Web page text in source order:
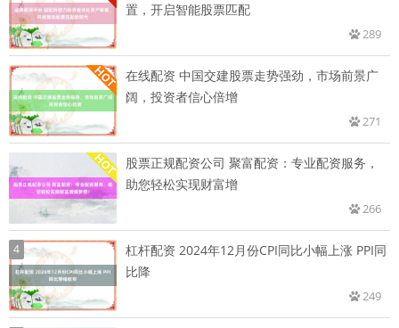
置，开启智能股票匹配
289
在线配资 中国交建股票走势强劲，市场前景广
阔，投资者信心倍增
271
股票正规配资公司 聚富配资：专业配资服务，
助您轻松实现财富增
266
4
杠杆配资 2024年12月份CPI同比小幅上涨 PPI同
比降
249